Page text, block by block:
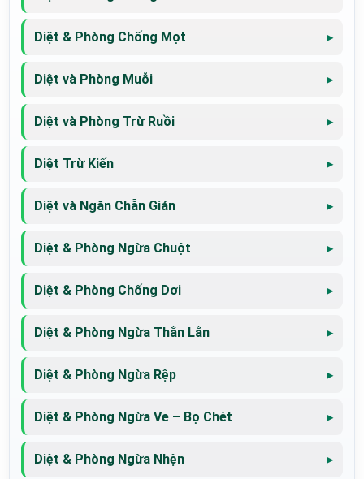
Diệt & Phòng Chống Mọt
Diệt và Phòng Muỗi
Diệt và Phòng Trừ Ruồi
Diệt Trừ Kiến
Diệt và Ngăn Chẵn Gián
Diệt & Phòng Ngừa Chuột
Diệt & Phòng Chống Dơi
Diệt & Phòng Ngừa Thằn Lằn
Diệt & Phòng Ngừa Rệp
Diệt & Phòng Ngừa Ve – Bọ Chét
Diệt & Phòng Ngừa Nhện